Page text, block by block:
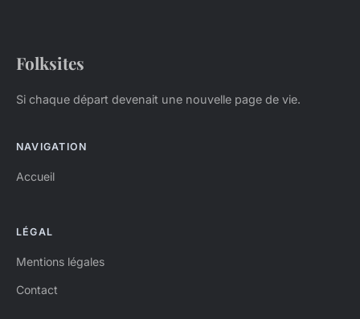
Folksites
Si chaque départ devenait une nouvelle page de vie.
NAVIGATION
Accueil
LÉGAL
Mentions légales
Contact